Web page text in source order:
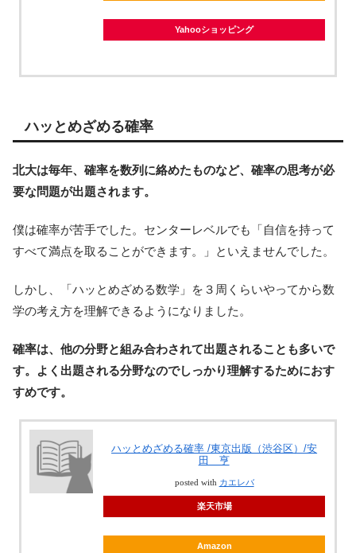
Yahooショッピング
ハッとめざめる確率
北大は毎年、確率を数列に絡めたものなど、確率の思考が必
要な問題が出題されます。
僕は確率が苦手でした。センターレベルでも「自信を持って
すべて満点を取ることができます。」といえませんでした。
しかし、「ハッとめざめる数学」を３周くらいやってから数
学の考え方を理解できるようになりました。
確率は、他の分野と組み合わされて出題されることも多いで
す。よく出題される分野なのでしっかり理解するためにおす
すめです。
ハッとめざめる確率 /東京出版（渋谷区）/安
田 亨
posted with カエレバ
楽天市場
Amazon